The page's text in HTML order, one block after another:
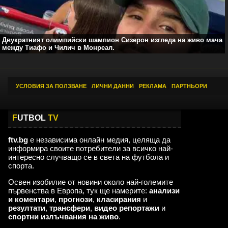
Двукратният олимпийски шампион Сизерон изгледа на живо мача
между Тиафо и Чилич в Монреал.
УСЛОВИЯ ЗА ПОЛЗВАНЕ ЛИЧНИ ДАННИ РЕКЛАМА ПАРТНЬОРИ
FUTBOL TV
ftv.bg е независима онлайн медия, целяща да
информира своите потребители за всичко най-
интересно случващо се в света на футбола и
спорта.
Освен изобилие от новини около най-големите
първенства в Европа, тук ще намерите: анализи
и коментари, прогнози, класирания и
резултати, трансфери, видео репортажи и
спортни излъчвания на живо.